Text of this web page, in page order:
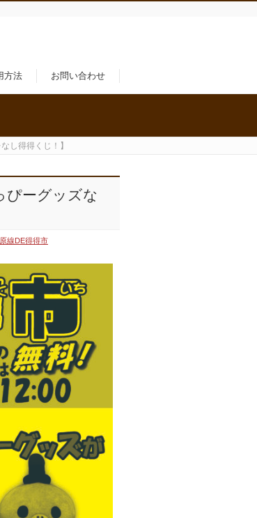
方法 お問い合わせ
し得得くじ！】
ぴーグッズな
線DE得得市